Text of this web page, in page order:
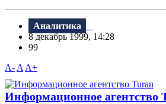
Аналитика
8 декабрь 1999, 14:28
99
A- A A+
Информационное агентство